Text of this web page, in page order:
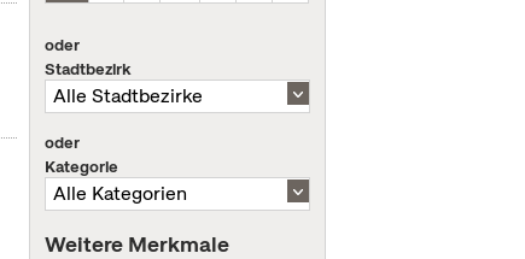
oder
Stadtbezirk
oder
Kategorie
Weitere Merkmale